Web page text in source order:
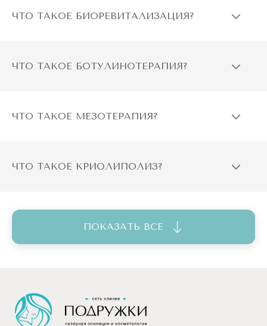
ЧТО ТАКОЕ БИОРЕВИТАЛИЗАЦИЯ?
ЧТО ТАКОЕ БОТУЛИНОТЕРАПИЯ?
ЧТО ТАКОЕ МЕЗОТЕРАПИЯ?
ЧТО ТАКОЕ КРИОЛИПОЛИЗ?
ПОКАЗАТЬ ВСЕ